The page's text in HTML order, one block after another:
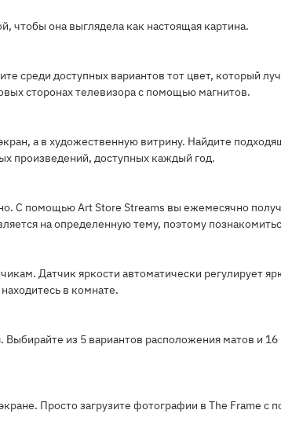
чтобы она выглядела как настоящая картина.
среди доступных вариантов тот цвет, который
сторонах телевизора с помощью магнитов.
а в художественную витрину. Найдите
произведений, доступных каждый год.
С помощью Art Store Streams вы ежемесячно
на определенную тему, поэтому
Датчик яркости автоматически регулирует
в комнате.
из 5 вариантов расположения матов и
Просто загрузите фотографии в The Frame с